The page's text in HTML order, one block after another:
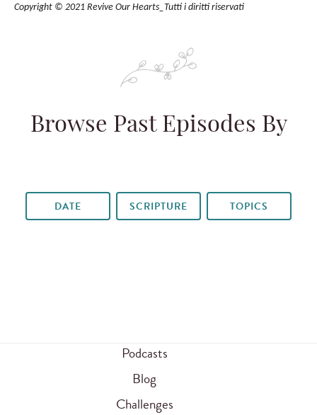
Copyright © 2021 Revive Our Hearts_Tutti i diritti riservati
Browse Past Episodes By
DATE SCRIPTURE TOPICS
Podcasts
Blog
Challenges